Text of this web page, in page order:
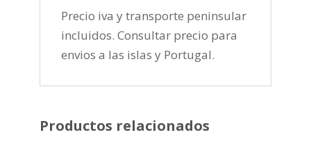
Precio iva y transporte peninsular
incluidos. Consultar precio para
envios a las islas y Portugal.
Productos relacionados